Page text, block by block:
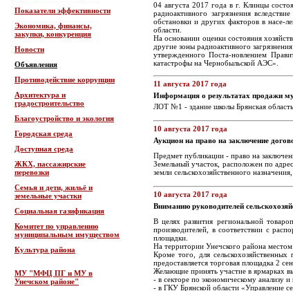
Показатели эффективности
Экономика, финансы,
закупки, конкуренция
Новости
Объявления
Противодействие коррупции
Архитектура и
градостроительство
Благоустройство и экология
Городская среда
Доступная среда
ЖКХ, пассажирские
перевозки
Семья и дети, жильё и
земельные участки
Социальная газификация
Комитет по управлению
муниципальным имуществом
Культура района
МУ "МФЦ ПГ и МУ в
Унечском районе"
04 августа 2017 года в г. Клинцы
радиоактивного загрязнения
обстановки и других факторов в насе-
области.
На основании оценки состояния
другие зоны радиоактивного
утвержденного Поста-новлением
катастрофы на Чернобыльской АЭС».
11 августа 2017 года
Информация о результатах продажи
ЛОТ №1 - здание школы Брянская
10 августа 2017 года
Аукцион на право на заключение
Предмет публикации - право на
Земельный участок, расположен по
земли сельскохозяйственного
10 августа 2017 года
Вниманию руководителей
В целях развития региональной
производителей, в соответствии с
площадки.
На территории Унечского района
Кроме того, для
предоставляется торговая площадка 2
Желающие принять участие в ярмарках
- в секторе по экономическому анализу
- в ГКУ Брянской области «Управление